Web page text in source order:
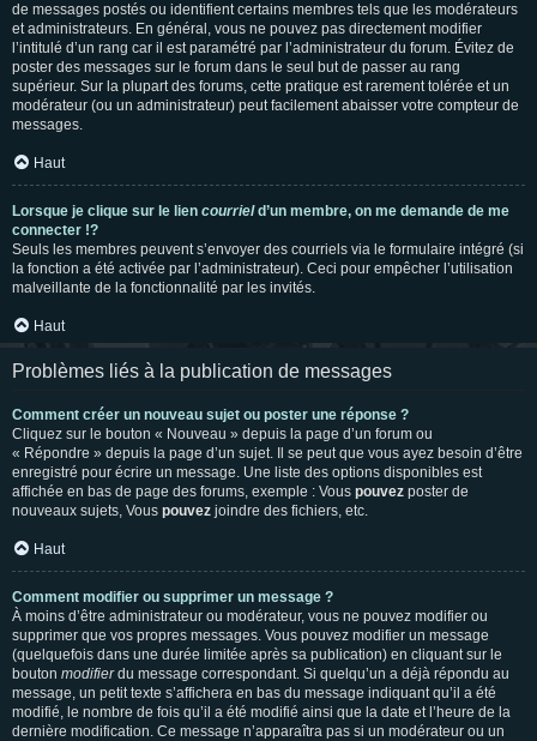
de messages postés ou identifient certains membres tels que les modérateurs
et administrateurs. En général, vous ne pouvez pas directement modifier
l’intitulé d’un rang car il est paramétré par l’administrateur du forum. Évitez de
poster des messages sur le forum dans le seul but de passer au rang
supérieur. Sur la plupart des forums, cette pratique est rarement tolérée et un
modérateur (ou un administrateur) peut facilement abaisser votre compteur de
messages.
Haut
Lorsque je clique sur le lien courrield’un membre, on me demande de me
connecter !?
Seuls les membres peuvent s’envoyer des courriels via le formulaire intégré (si
la fonction a été activée par l’administrateur). Ceci pour empêcher l’utilisation
malveillante de la fonctionnalité par les invités.
Haut
Problèmes liés à la publication de messages
Comment créer un nouveau sujet ou poster une réponse ?
Cliquez sur le bouton « Nouveau » depuis la page d’un forum ou
« Répondre » depuis la page d’un sujet. Il se peut que vous ayez besoin d’être
enregistré pour écrire un message. Une liste des options disponibles est
affichée en bas de page des forums, exemple : Vous pouvez poster de
nouveaux sujets, Vous pouvez joindre des fichiers, etc.
Haut
Comment modifier ou supprimer un message ?
À moins d’être administrateur ou modérateur, vous ne pouvez modifier ou
supprimer que vos propres messages. Vous pouvez modifier un message
(quelquefois dans une durée limitée après sa publication) en cliquant sur le
bouton modifierdu message correspondant. Si quelqu’un a déjà répondu au
message, un petit texte s’affichera en bas du message indiquant qu’il a été
modifié, le nombre de fois qu’il a été modifié ainsi que la date et l’heure de la
dernière modification. Ce message n’apparaîtra pas si un modérateur ou un